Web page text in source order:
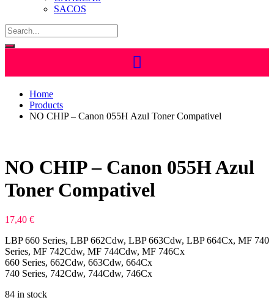
SACOS
Home
Products
NO CHIP – Canon 055H Azul Toner Compativel
NO CHIP – Canon 055H Azul
Toner Compativel
17,40 €
LBP 660 Series, LBP 662Cdw, LBP 663Cdw, LBP 664Cx, MF 740
Series, MF 742Cdw, MF 744Cdw, MF 746Cx
660 Series, 662Cdw, 663Cdw, 664Cx
740 Series, 742Cdw, 744Cdw, 746Cx
84 in stock